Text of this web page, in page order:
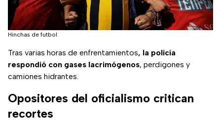
Hinchas de futbol
Tras varias horas de enfrentamientos, la policía
respondió con gases lacrimógenos, perdigones y
camiones hidrantes.
Opositores del oficialismo critican
recortes